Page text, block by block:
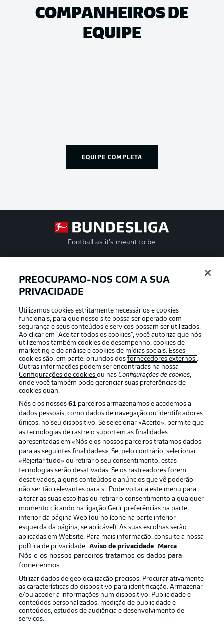
COMPANHEIROS DE
EQUIPE
EQUIPE COMPLETA
Football as it’s meant to be
APLICATIVO DA BUNDESLIGA
Oferecido por
Publicidade Avisos legais
Gerir preferências Aviso de privacidade
Trabalhe conosco
Marca Contato
Jogadores
PREOCUPAMO-NOS COM A SUA
PRIVACIDADE
Utilizamos cookies estritamente necessários e cookies
funcionais, para que nosso site possa ser operado com
segurança e seus conteúdos e serviços possam ser utilizados.
Ao clicar em “Aceitar todos os cookies”, você autoriza que nós
utilizemos também cookies de desempenho, cookies de
marketing e de análise e cookies de mídias sociais. Esses
cookies são, em parte, oriundos dosfornecedores externos .
Outras informações podem ser encontradas na nossa
Configurações de cookiesou nasConfigurações de cookies,
onde você também pode gerenciar suas preferências de
cookies quan.
Nós e os nossos61 parceiros armazenamos e acedemos a
dados pessoais, como dados de navegação ou identificadores
únicos, no seu dispositivo. Se selecionar «Aceito», permite que
as tecnologias de rastreio suportem as finalidades
apresentadas em «Nós e os nossos parceiros tratamos dados
para as seguintes finalidades». Se, pelo contrário, selecionar
«Rejeitar tudo» ou retirar o seu consentimento, estas
tecnologias serão desativadas. Se os rastreadores forem
desativados, alguns conteúdos e anúncios que vê poderão
não ser tão relevantes para si. Pode voltar a este menu para
alterar as suas escolhas ou retirar o consentimento a qualquer
momento clicando na ligação Gerir preferências na parte
inferior da página Web (ou no ícone na parte inferior
esquerda da página, se aplicável). As suas escolhas serão
aplicadas em Website. Para mais informação, consulte a nossa
política de privacidade. Aviso de privacidade Marca
Nós e os nossos parceiros tratamos os dados para
fornecermos:
Utilizar dados de geolocalização precisos. Procurar ativamente
as características do dispositivo para identificação. Armazenar
e/ou aceder a informações num dispositivo. Publicidade e
conteúdos personalizados, medição de publicidade e
conteúdos, estudos de audiência e desenvolvimento de
serviços.